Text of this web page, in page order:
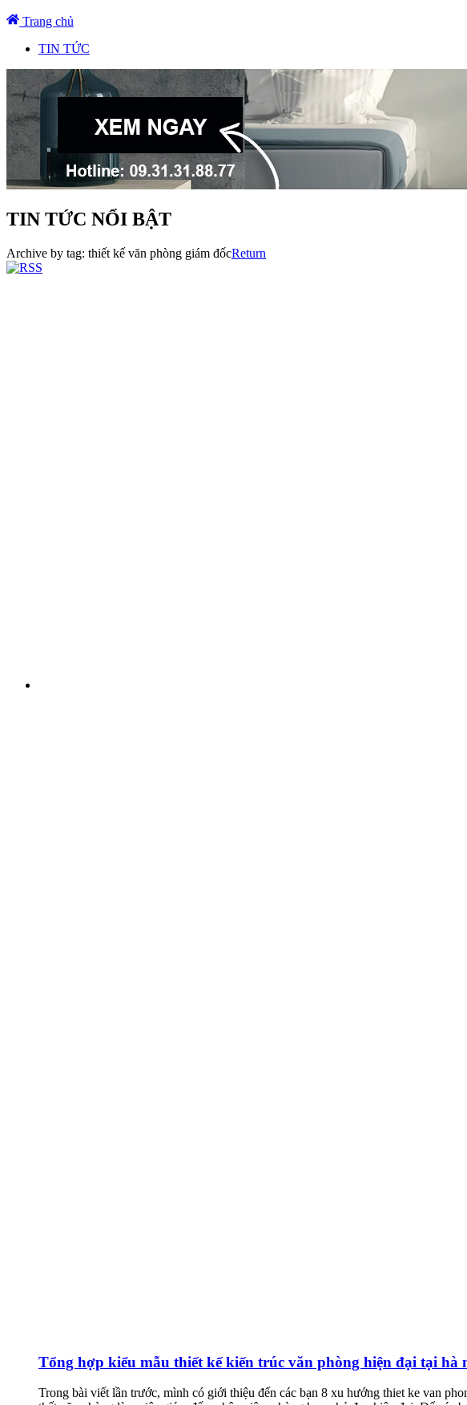
Trang chủ
TIN TỨC
TIN TỨC NỔI BẬT
Archive by tag: thiết kế văn phòng giám đốcReturn
Tổng hợp kiểu mẫu thiết kế kiến trúc văn phòng hiện đại tại hà
Trong bài viết lần trước, mình có giới thiệu đến các bạn 8 xu hướng thiet ke van